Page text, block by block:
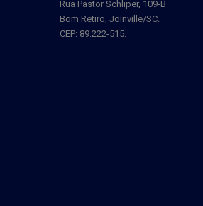
Rua Pastor Schliper, 109-B
Bom Retiro, Joinville/SC.
CEP: 89.222-515.